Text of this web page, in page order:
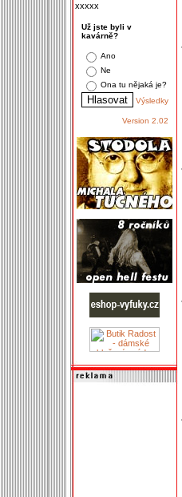
xxxxx
Už jste byli v
kavárně?
Ano
Ne
Ona tu nějaká je?
Výsledky
Version 2.02